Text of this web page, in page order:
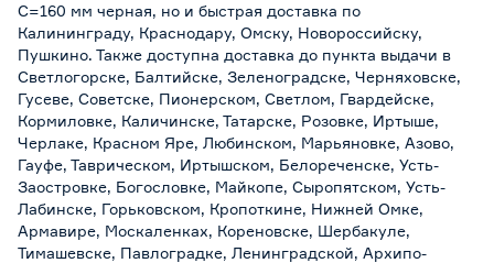
С=160 мм черная, но и быстрая доставка по
Калининграду, Краснодару, Омску, Новороссийску,
Пушкино. Также доступна доставка до пункта выдачи в
Светлогорске, Балтийске, Зеленоградске, Черняховске,
Гусеве, Советске, Пионерском, Светлом, Гвардейске,
Кормиловке, Каличинске, Татарске, Розовке, Иртыше,
Черлаке, Красном Яре, Любинском, Марьяновке, Азово,
Гауфе, Таврическом, Иртышском, Белореченске, Усть-
Заостровке, Богословке, Майкопе, Сыропятском, Усть-
Лабинске, Горьковском, Кропоткине, Нижней Омке,
Армавире, Москаленках, Кореновске, Шербакуле,
Тимашевске, Павлоградке, Ленинградской, Архипо-